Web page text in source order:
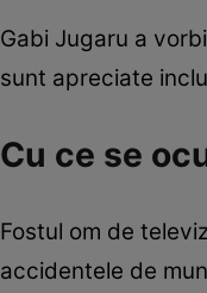
Gabi Jugaru a
sunt apreciate
Cu ce se
Fostul om de
accidentele de